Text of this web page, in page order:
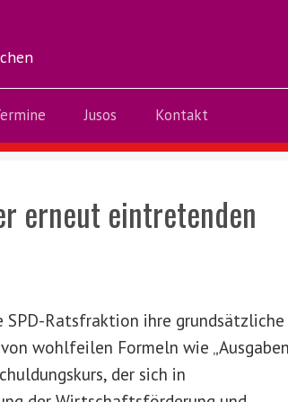
Jusos Kontakt
erneut eintretenden
Ratsfraktion ihre grundsätzliche
wohlfeilen Formeln wie
der sich in